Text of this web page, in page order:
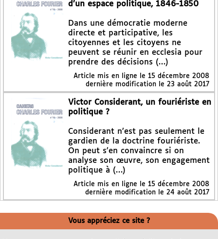
d’un espace politique, 1846-1850
Dans une démocratie moderne
directe et participative, les
citoyennes et les citoyens ne
peuvent se réunir en ecclesia pour
prendre des décisions (…)
Article mis en ligne le 15 décembre 2008
dernière modification le 23 août 2017
Victor Considerant, un fouriériste en
politique ?
Considerant n’est pas seulement le
gardien de la doctrine fouriériste.
On peut s’en convaincre si on
analyse son œuvre, son engagement
politique à (…)
Article mis en ligne le 15 décembre 2008
dernière modification le 24 août 2017
Vous appréciez ce site ?